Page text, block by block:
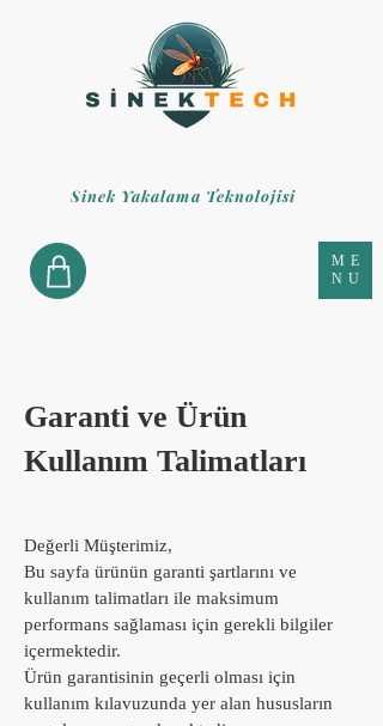
ME
NU
Sinek Yakalama Teknolojisi
Garanti ve Ürün
Kullanım Talimatları
Değerli Müşterimiz,
Bu sayfa ürünün garanti şartlarını ve
kullanım talimatları ile maksimum
performans sağlaması için gerekli bilgiler
içermektedir.
Ürün garantisinin geçerli olması için
kullanım kılavuzunda yer alan hususların